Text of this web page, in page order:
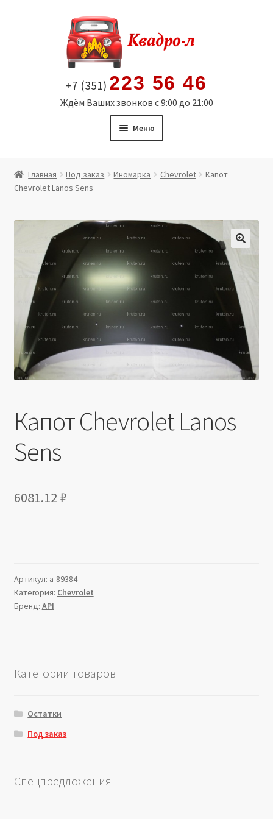
содержимому
+7 (351) 223 56 46
Ждём Ваших звонков с 9:00 до 21:00
Меню
Витрина
Мой аккаунт
Политика в отношении обработки персональных
данных
Производители
Юридические данные
Главная Под заказ Иномарка Chevrolet
Капот
Chevrolet Lanos Sens
🔍
Капот Chevrolet Lanos
Sens
6081.12 ₽
Артикул: a-89384
Категория: Chevrolet
Бренд: API
Категории товаров
Остатки
Под заказ
Спецпредложения